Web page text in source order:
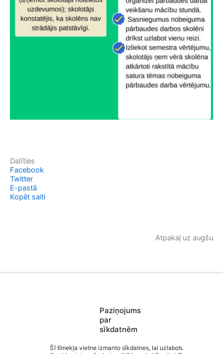
Paziņojums
par
sīkdatnēm
Šī tīmekļa vietne izmanto sīkdatnes, lai uzlabotu
Dalīties
Facebook
Twitter
E-pastā
Kopēt saiti
Atpakaļ uz augšu
Sociālie tīkli